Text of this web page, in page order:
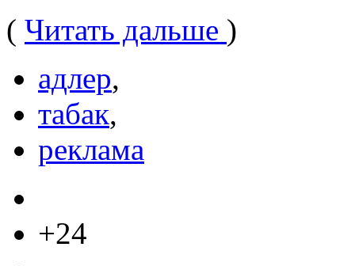
( Читать дальше )
адлер,
табак,
реклама
+24